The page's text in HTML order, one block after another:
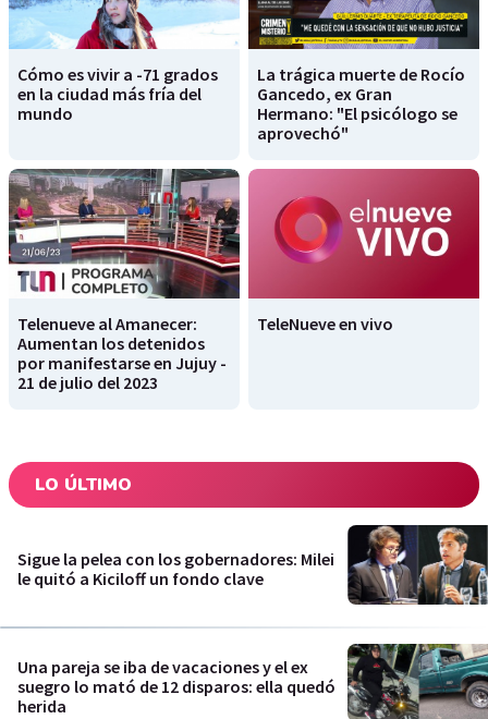
Cómo es vivir a -71 grados
en la ciudad más fría del
mundo
La trágica muerte de Rocío
Gancedo, ex Gran
Hermano: "El psicólogo se
aprovechó"
Telenueve al Amanecer:
Aumentan los detenidos
por manifestarse en Jujuy -
21 de julio del 2023
TeleNueve en vivo
LO ÚLTIMO
Sigue la pelea con los gobernadores: Milei
le quitó a Kiciloff un fondo clave
Una pareja se iba de vacaciones y el ex
suegro lo mató de 12 disparos: ella quedó
herida